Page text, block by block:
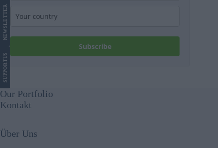
Subscribe
SUPPORT
US
NEWS
LETTER
Our Portfolio
Kontakt
Über Uns